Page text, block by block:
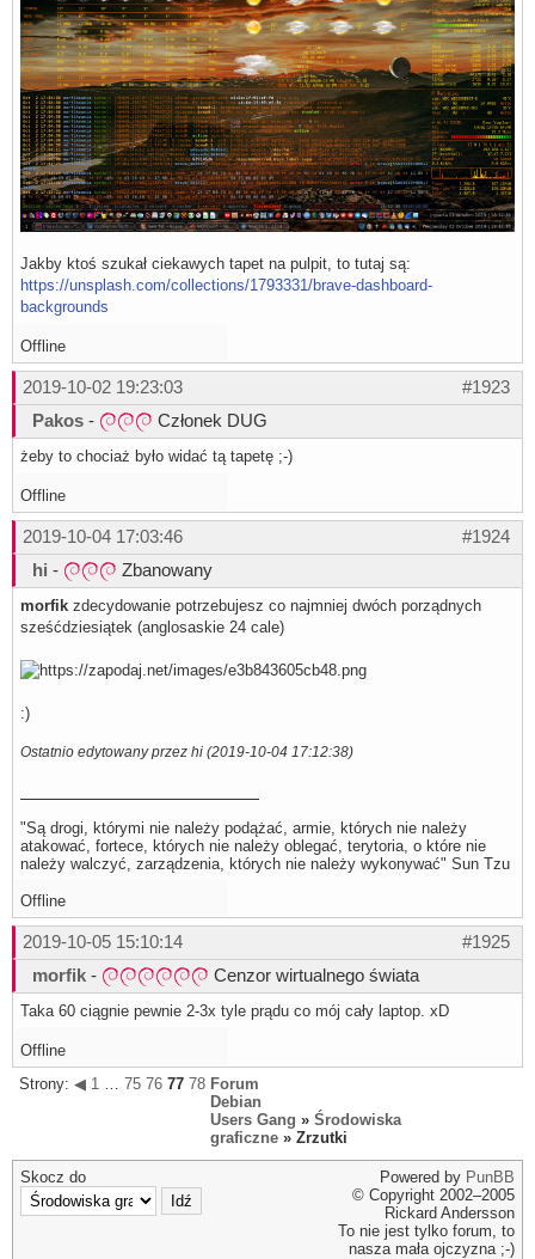
Jakby ktoś szukał ciekawych tapet na pulpit, to tutaj są:
https://unsplash.com/collections/1793331/brave-dashboard-
backgrounds
Offline
#1923
2019-10-02 19:23:03
Pakos - Członek DUG
żeby to chociaż było widać tą tapetę ;-)
Offline
#1924
2019-10-04 17:03:46
hi - Zbanowany
morfik zdecydowanie potrzebujesz co najmniej dwóch porządnych
sześćdziesiątek (anglosaskie 24 cale)
:)
Ostatnio edytowany przez hi (2019-10-04 17:12:38)
"Są drogi, którymi nie należy podążać, armie, których nie należy
atakować, fortece, których nie należy oblegać, terytoria, o które nie
należy walczyć, zarządzenia, których nie należy wykonywać" Sun Tzu
Offline
#1925
2019-10-05 15:10:14
morfik - Cenzor wirtualnego świata
Taka 60 ciągnie pewnie 2-3x tyle prądu co mój cały laptop. xD
Offline
Strony: ◀ 1 … 75 76 77 78 79 ▶
Forum
Debian
Users Gang » Środowiska
graficzne » Zrzutki
Skocz do Powered by PunBB
© Copyright 2002–2005
Rickard Andersson
To nie jest tylko forum, to
nasza mała ojczyzna ;-)